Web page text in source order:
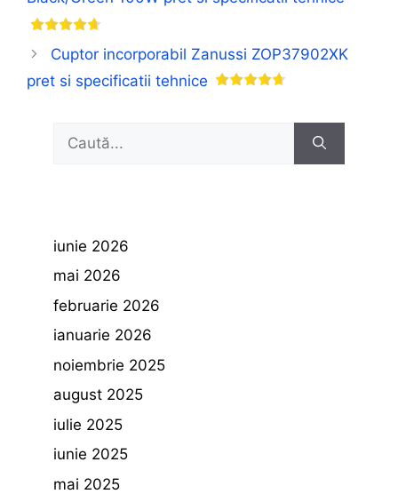
Cuptor incorporabil Zanussi ZOP37902XK
pret si specificatii tehnice
după:
iunie 2026
mai 2026
februarie 2026
ianuarie 2026
noiembrie 2025
august 2025
iulie 2025
iunie 2025
mai 2025